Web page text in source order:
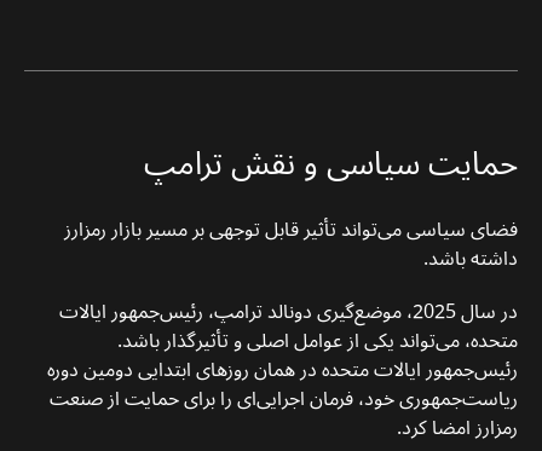
حمایت سیاسی و نقش ترامپ
فضای سیاسی می‌تواند تأثیر قابل توجهی بر مسیر بازار رمزارز
داشته باشد.
در سال 2025، موضع‌گیری دونالد ترامپ، رئیس‌جمهور ایالات
متحده، می‌تواند یکی از عوامل اصلی و تأثیرگذار باشد.
رئیس‌جمهور ایالات متحده در همان روزهای ابتدایی دومین دوره
ریاست‌جمهوری خود، فرمان اجرایی‌ای را برای حمایت از صنعت
رمزارز امضا کرد.